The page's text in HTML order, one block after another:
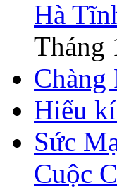
Hà
Tháng
Hiếu
Sức
Cuộc